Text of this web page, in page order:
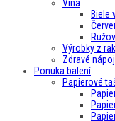
Vína
Biele
Výrobky z
Zdravé
Ponuka balení
Papierové